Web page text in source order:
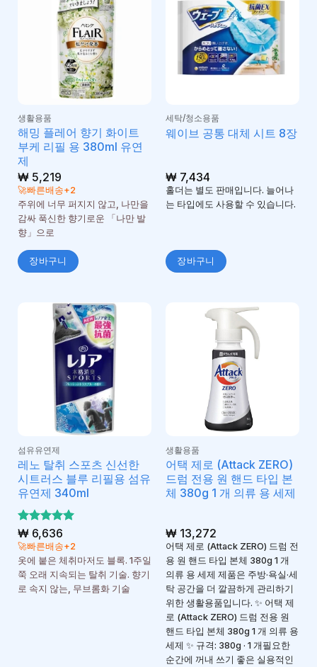
생활용품
해밍 플레어 향기 화이트
부케 리필 용 380ml 유연
제
₩5,219
🚀빠른배송+2
주위에 너무 퍼지지 않고, 나만을
감싸 푹신한 향기로운 「나만 발
향」으로
장바구니
세탁/청소용품
웨이브 공통 대체 시트 8장
₩7,434
홀더는 별도 판매입니다. 늘어나
는 타입에도 사용할 수 있습니다.
장바구니
섬유유연제
레노 탈취 스포츠 신선한
시트러스 블루 리필용 섬유
유연제 340ml
5 중에서
5로 평가
됨
₩6,636
🚀빠른배송+2
옷에 붙은 체취마저도 블록. 1주일
쭉 오래 지속되는 탈취 기술. 향기
로 속지 않는, 무브롬화 기술
생활용품
어택 제로 (Attack ZERO)
드럼 전용 원 핸드 타입 본
체 380g 1 개 의류 용 세제
₩13,272
어택 제로 (Attack ZERO) 드럼 전
용 원 핸드 타입 본체 380g 1 개
의류 용 세제 제품은 주방·욕실·세
탁 공간을 더 깔끔하게 관리하기
위한 생활용품입니다. ✨ 어택 제
로 (Attack ZERO) 드럼 전용 원
핸드 타입 본체 380g 1 개 의류 용
세제 ✨ 규격: 380g · 1 개필요한
순간에 꺼내 쓰기 좋은 실용적인